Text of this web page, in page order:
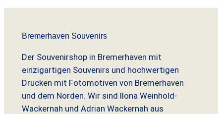
Bremerhaven Souvenirs
Der Souvenirshop in Bremerhaven mit
einzigartigen Souvenirs und hochwertigen
Drucken mit Fotomotiven von Bremerhaven
und dem Norden. Wir sind Ilona Weinhold-
Wackernah und Adrian Wackernah aus